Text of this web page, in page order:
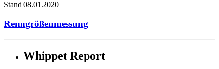
Stand 08.01.2020
Renngrößenmessung
Whippet Report